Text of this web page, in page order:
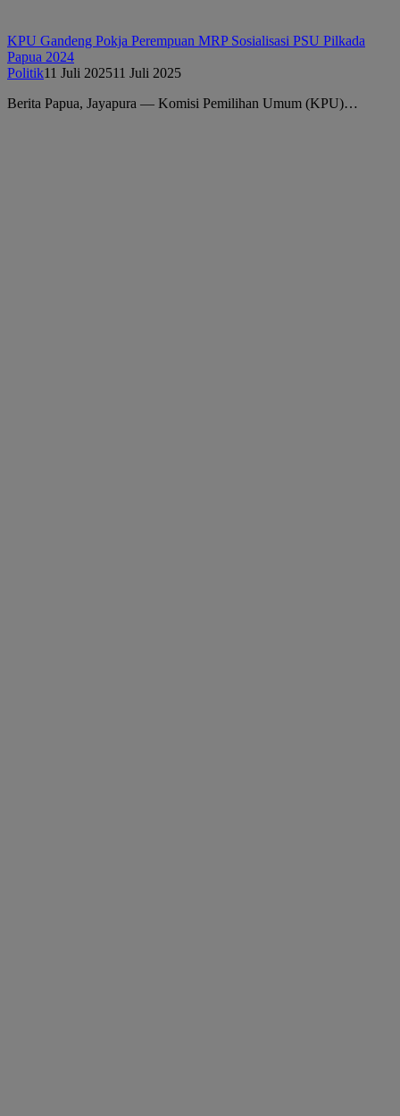
KPU Gandeng Pokja Perempuan MRP Sosialisasi PSU Pilkada
Papua 2024
Politik11 Juli 202511 Juli 2025
Berita Papua, Jayapura — Komisi Pemilihan Umum (KPU)…